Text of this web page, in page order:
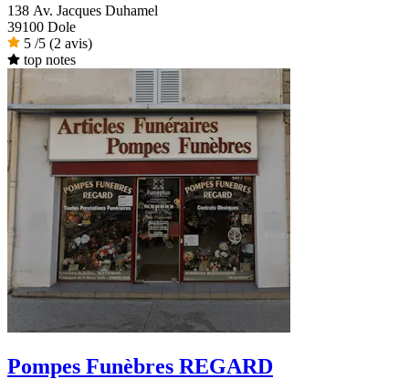
138 Av. Jacques Duhamel
39100 Dole
5 /5 (2 avis)
top notes
Pompes Funèbres REGARD